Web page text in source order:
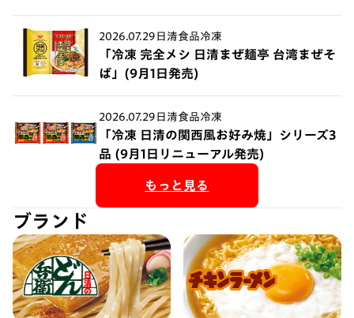
2026.07.29 日清食品冷凍
「冷凍 完全メシ 日清まぜ麺亭 台湾まぜそ
ば」(9月1日発売)
2026.07.29 日清食品冷凍
「冷凍 日清の関西風お好み焼」シリーズ3
品 (9月1日リニューアル発売)
もっと見る
ブランド